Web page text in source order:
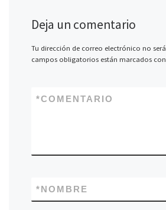
Deja un comentario
Tu dirección de correo electrónico no
campos obligatorios están marcados con
COMENTARIO
*
NOMBRE
*